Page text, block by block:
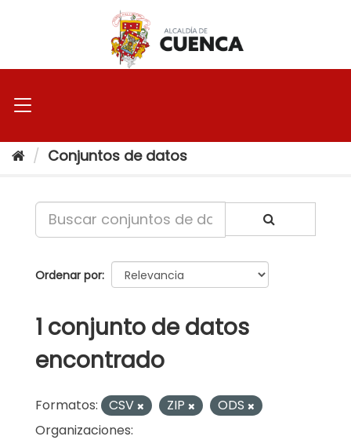
Conjuntos de datos
Ordenar por
1 conjunto de datos
encontrado
Formatos: CSV ZIP
ODS
Organizaciones: